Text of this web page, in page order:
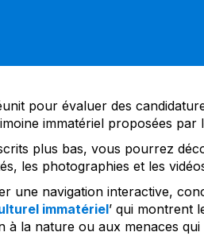
pour évaluer des
immatériel proposées par
plus bas, vous pourrez
les photographies et les
une navigation interactive,
immatériel’ qui montrent
à la nature ou aux menaces